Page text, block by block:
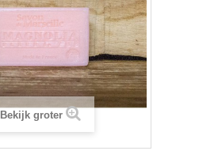
Bekijk groter